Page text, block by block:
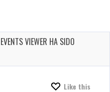
VIEWER HA SIDO
Like this